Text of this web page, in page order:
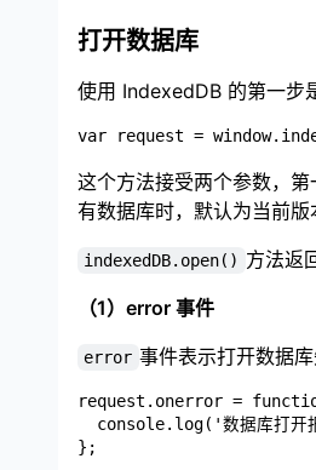
打开数据库
使用 IndexedDB 的第一步
这个方法接受两个参数，
有数据库时，默认为当前
indexedDB.open() 方法返
（1）error 事件
error 事件表示打开数据库
request.onerror =
console.log('数据库打开